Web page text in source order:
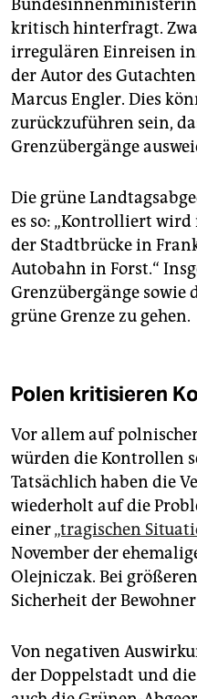
Bundesinnenministerin
kritisch hinterfragt.
irregulären Einreisen
der Autor des
Marcus Engler. Dies
zurückzuführen sein,
Grenzübergänge
Die grüne
es so: „Kontrolliert
der Stadtbrücke in
Autobahn in Forst.“
Grenzübergänge sowie
grüne Grenze zu gehen.
Polen kritisieren
Vor allem auf
würden die Kontrollen
Tatsächlich haben die
wiederholt auf die
einer„tragischen
November der
Olejniczak. Bei
Sicherheit der
Von negativen
der Doppelstadt und